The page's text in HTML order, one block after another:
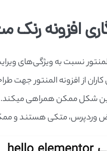
افزونه رنک
نسبت به ویژگی‌های
از افزونه المنتور
شکل ممکن همراهی میکند.
متکی هستند و ممکن